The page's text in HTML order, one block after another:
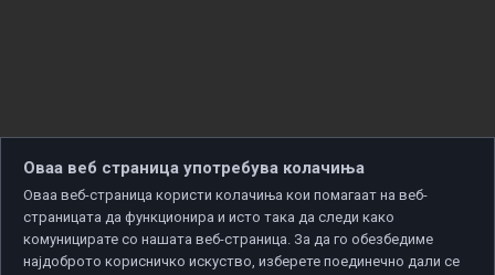
Оваа веб страница употребува колачиња
Оваа веб-страница користи колачиња кои помагаат на веб-
страницата да функционира и исто така да следи како
комуницирате со нашата веб-страница. За да го обезбедиме
најдоброто корисничко искуство, изберете поединечно дали се